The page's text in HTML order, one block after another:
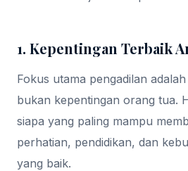
1. Kepentingan Terbaik
Fokus utama pengadilan
bukan kepentingan orang tua.
siapa yang paling mampu
perhatian, pendidikan, dan
yang baik.